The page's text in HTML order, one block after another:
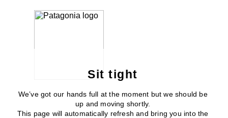
Sit tight
We’ve got our hands full at the moment but we should be
up and moving shortly.
This page will automatically refresh and bring you into the